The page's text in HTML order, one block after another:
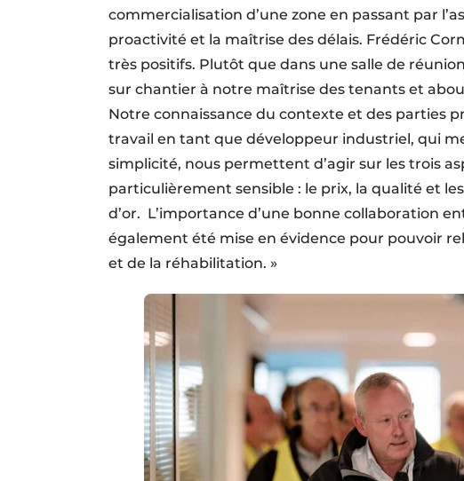
commercialisation d’une zone en passant par
proactivité et la maîtrise des délais. Frédéric
très positifs. Plutôt que dans une salle de
sur chantier à notre maîtrise des tenants et
Notre connaissance du contexte et des parties
travail en tant que développeur industriel, qui
simplicité, nous permettent d’agir sur les trois
particulièrement sensible : le prix, la qualité et
d’or. L’importance d’une bonne collaboration
également été mise en évidence pour pouvoir
et de la réhabilitation. »